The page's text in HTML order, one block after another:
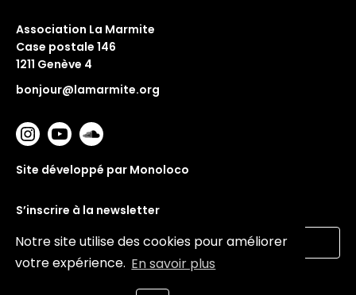
Notre site utilise des cookies pour améliorer
votre expérience. En savoir plus
Association La Marmite
Case postale 146
1211 Genève 4
bonjour@lamarmite.org
Site développé par Monoloco
S’inscrire à la newsletter
Valider